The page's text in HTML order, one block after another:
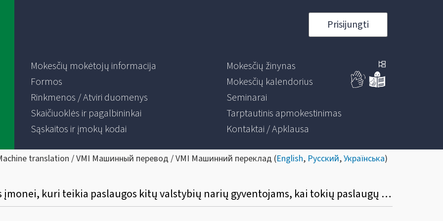
Prisijungti
Mokesčių mokėtojų informacija
Formos
Rinkmenos / Atviri duomenys
Skaičiuoklės ir pagalbininkai
Sąskaitos ir įmokų kodai
Mokesčių žinynas
Mokesčių kalendorius
Seminarai
Tarptautinis apmokestinimas
Kontaktai / Apklausa
translation / VMI Машинный перевод / VMI Машинний переклад (English, Русский,Українська)
23. Kurią OSS schemą rinktis Lietuvos įmonei, kuri teikia paslaugos kitų valstybių narių gyventojams, kai tokių paslaugų suteikimo vieta yra kita valstybė narė?